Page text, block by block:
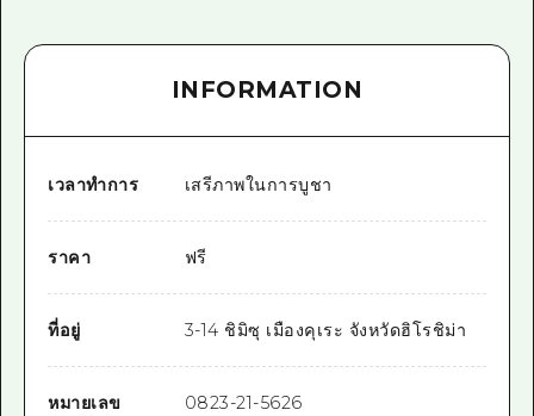
INFORMATION
เวลาทำการ เสรีภาพในการบูชา
ราคา ฟรี
ที่อยู่ 3-14 ชิมิซุ เมืองคุเระ จังหวัดฮิโรชิม่า
หมายเลข
0823-21-5626